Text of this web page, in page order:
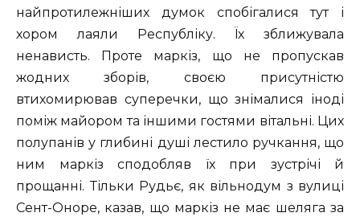
найпротилежніших думок спобігалися тут і
хором лаяли Республіку. Їх зближувала
ненависть. Проте маркіз, що не пропускав
жодних зборів, своєю присутністю
втихомирював суперечки, що знімалися іноді
поміж майором та іншими гостями вітальні. Цих
полупанів у глибині душі лестило ручкання, що
ним маркіз сподобляв їх при зустрічі й
прощанні. Тільки Рудьє, як вільнодум з вулиці
Сент-Оноре, казав, що маркіз не має шеляга за